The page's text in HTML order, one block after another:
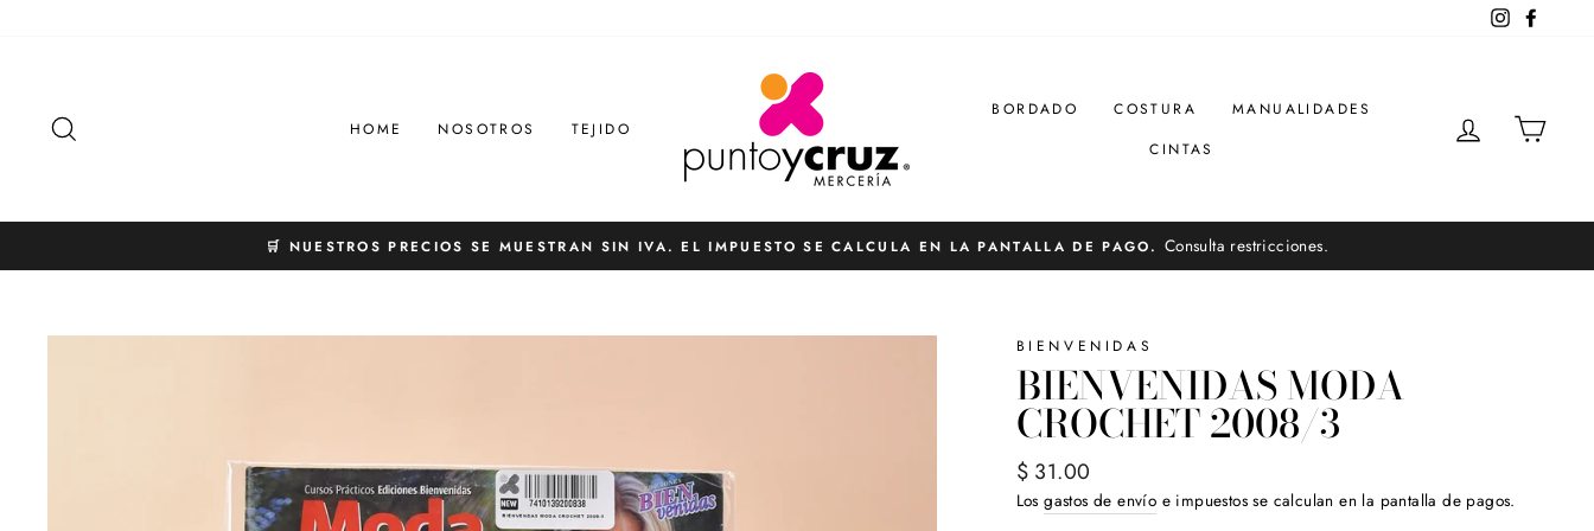
Instagram
HOME NOSOTROS TEJIDO
BORDADO COSTURA
MANUALIDADES
CINTAS
INGRESAR
diapositivas
🛒 NUESTROS PRECIOS SE MUESTRAN SIN IVA. EL IMPUESTO SE CALCULA EN LA PANTALLA DE PAGO. Consulta restricciones.
BIENVENIDAS
BIENVENIDAS MODA
CROCHET 2008/3
Precio
habitual
$ 31.00
Losgastos de envío e impuestos se calculan en la pantalla de pagos.